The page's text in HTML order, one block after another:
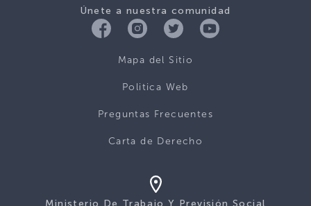
Únete a nuestra comunidad
Mapa del Sitio
Politica Web
Preguntas Frecuentes
Carta de Derecho
Ministerio De Trabajo Y Previsión Social